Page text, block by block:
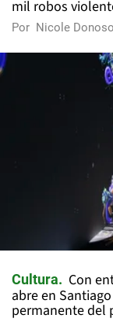
mil robos
Por Nicole Donoso
Cultura
Con
abre en
permanente del